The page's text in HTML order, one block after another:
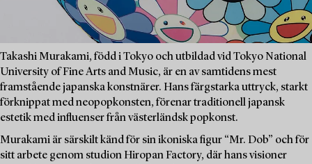
Takashi Murakami, född i Tokyo och utbildad vid Tokyo National
University of Fine Arts and Music, är en av samtidens mest
framstående japanska konstnärer. Hans färgstarka uttryck, starkt
förknippat med neopopkonsten, förenar traditionell japansk
estetik med influenser från västerländsk popkonst.
Murakami är särskilt känd för sin ikoniska figur “Mr. Dob” och för
sitt arbete genom studion Hiropan Factory, där hans visioner